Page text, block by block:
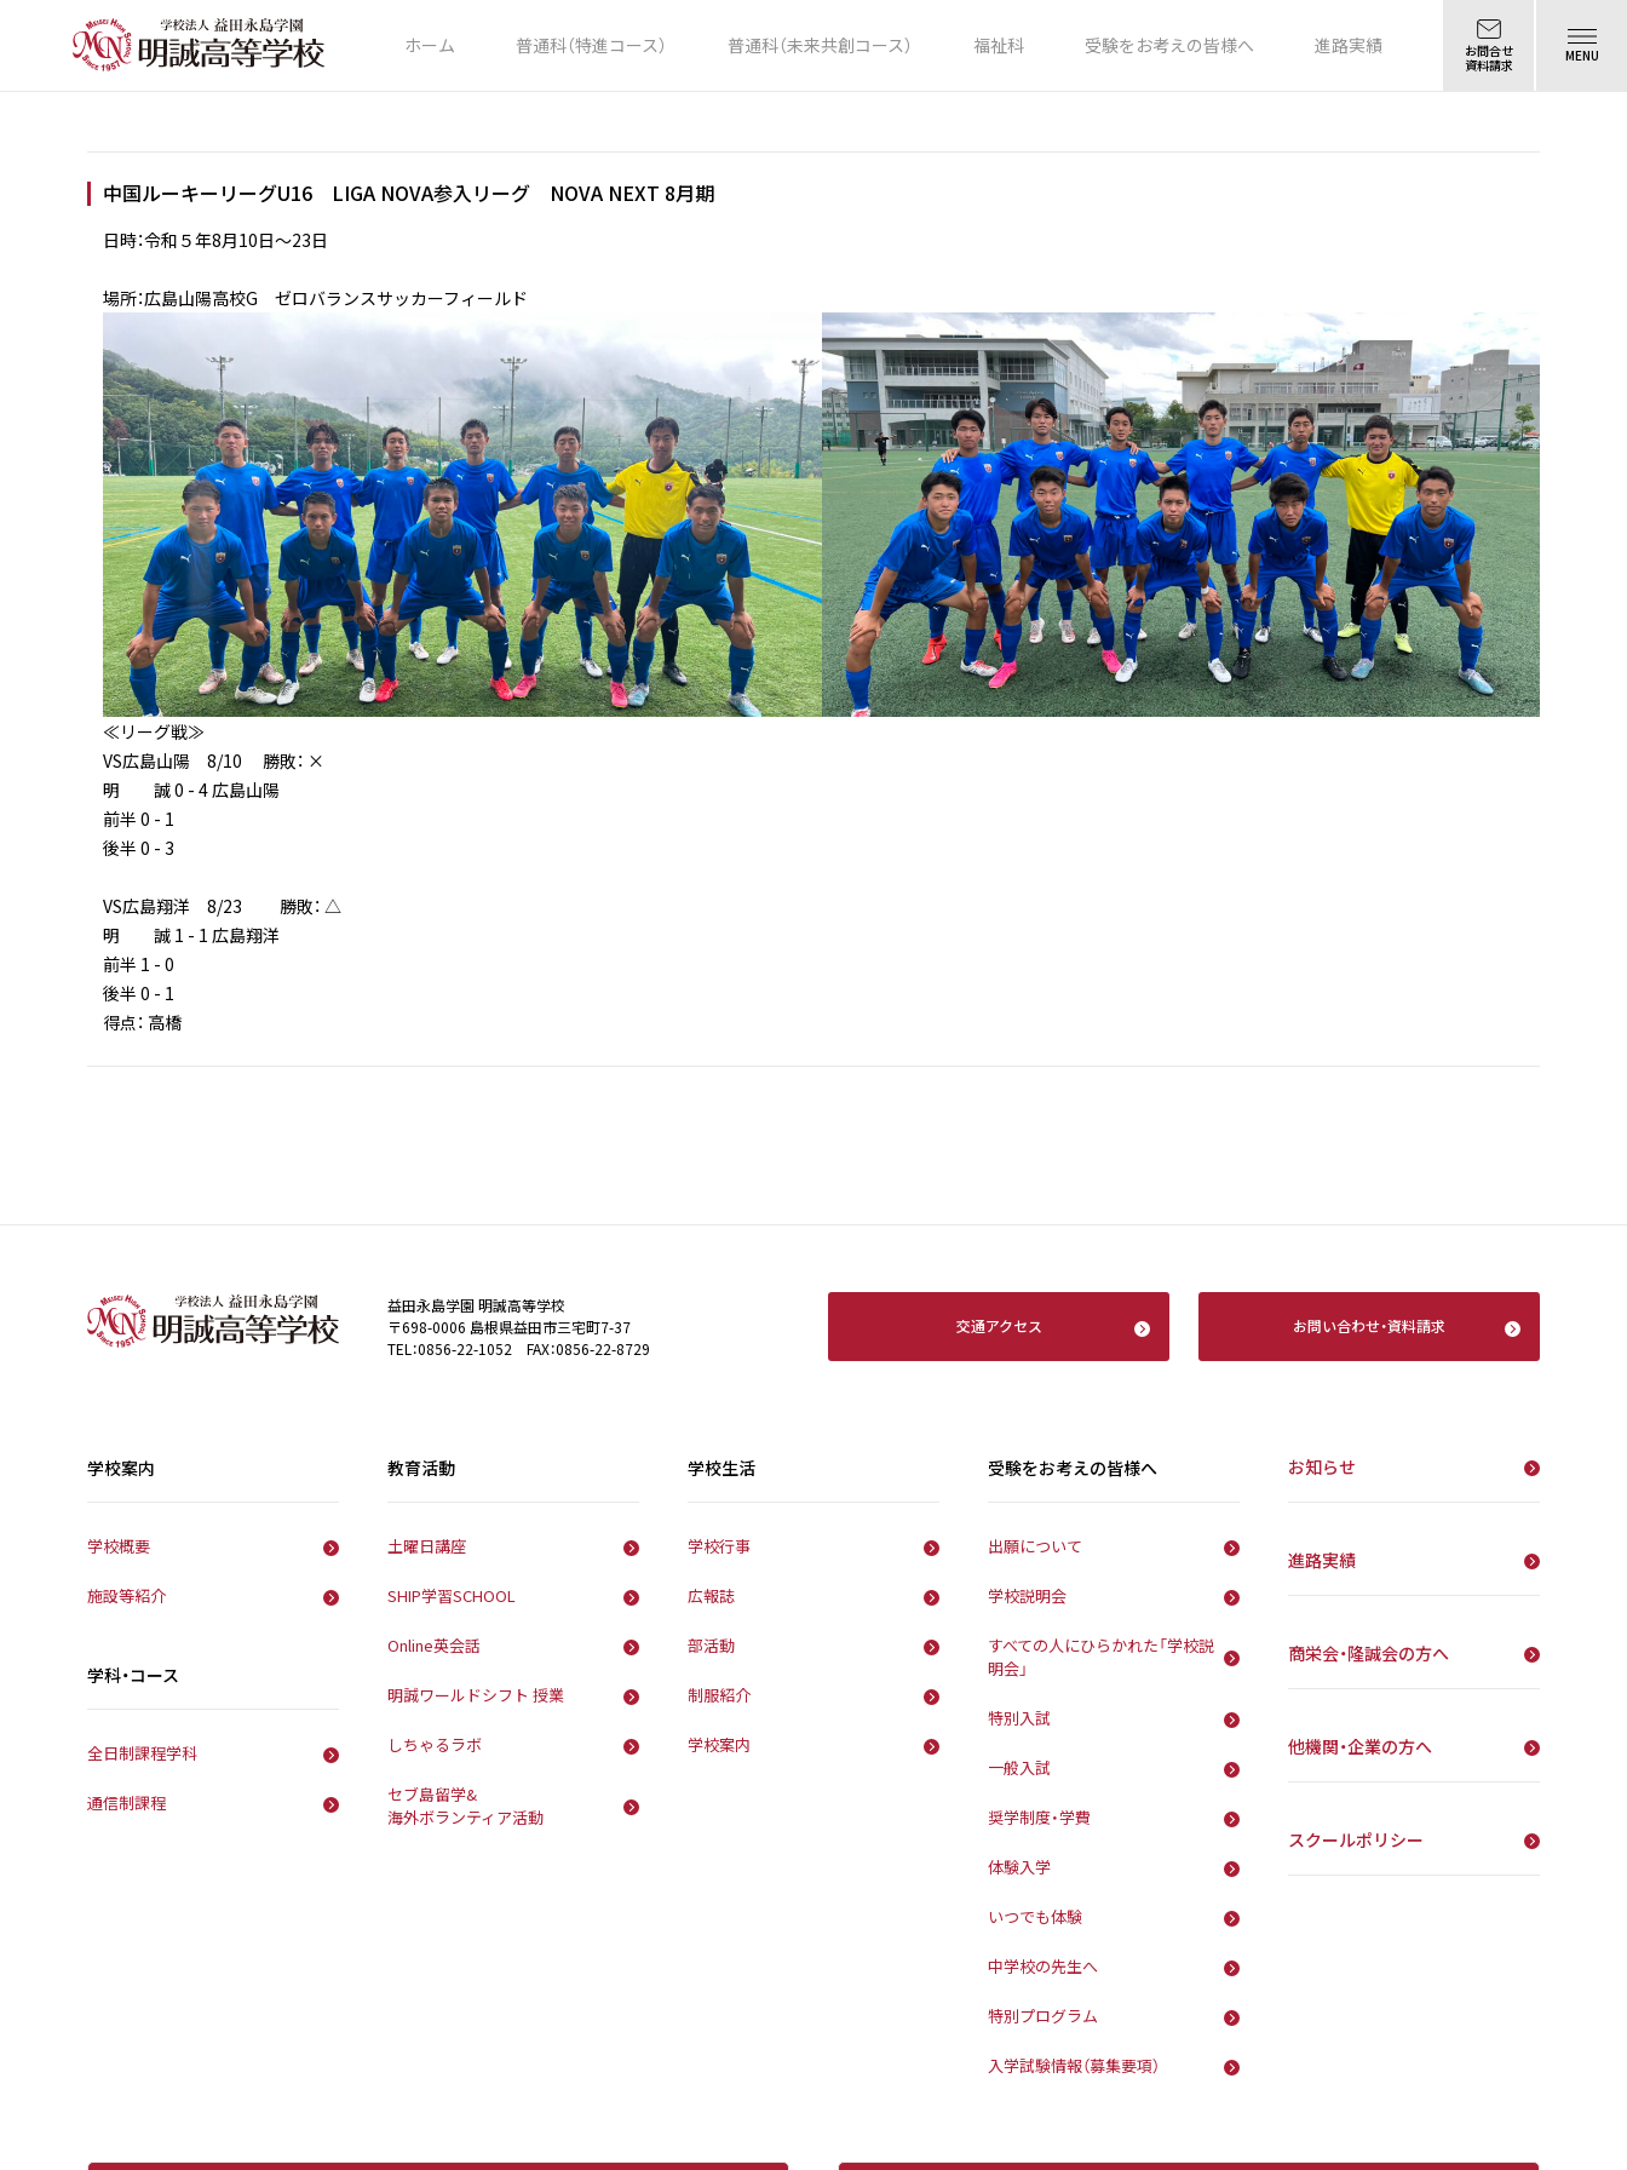
ホーム 普通科（特進コース） 普通科（未来共創コース） 福祉科 受験をお考えの皆様へ 進路実績
お問合せ
資料請求
MENU
中国ルーキーリーグU16 LIGA NOVA参入リーグ NOVA NEXT 8月期
日時：令和５年8月10日〜23日
場所：広島山陽高校G ゼロバランスサッカーフィールド
≪リーグ戦≫
VS広島山陽 8/10 勝敗： ×
明 誠 0 - 4 広島山陽
前半 0 - 1
後半 0 - 3
VS広島翔洋 8/23 勝敗： △
明 誠 1 - 1 広島翔洋
前半 1 - 0
後半 0 - 1
得点： 高橋
益田永島学園 明誠高等学校
〒698-0006 島根県益田市三宅町7-37
TEL：0856-22-1052 FAX：0856-22-8729
交通アクセス お問い合わせ・資料請求
学校案内
学校概要
施設等紹介
学科・コース
全日制課程学科
通信制課程
教育活動
土曜日講座
SHIP学習SCHOOL
Online英会話
明誠ワールドシフト 授業
しちゃるラボ
セブ島留学&
海外ボランティア活動
学校生活
学校行事
広報誌
部活動
制服紹介
学校案内
受験をお考えの皆様へ
出願について
学校説明会
すべての人にひらかれた「学校説
明会」
特別入試
一般入試
奨学制度・学費
体験入学
いつでも体験
中学校の先生へ
特別プログラム
入学試験情報（募集要項）
お知らせ
進路実績
商栄会・隆誠会の方へ
他機関・企業の方へ
スクールポリシー